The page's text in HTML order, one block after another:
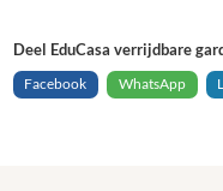
Deel EduCasa verrijdbare
Facebook
WhatsApp